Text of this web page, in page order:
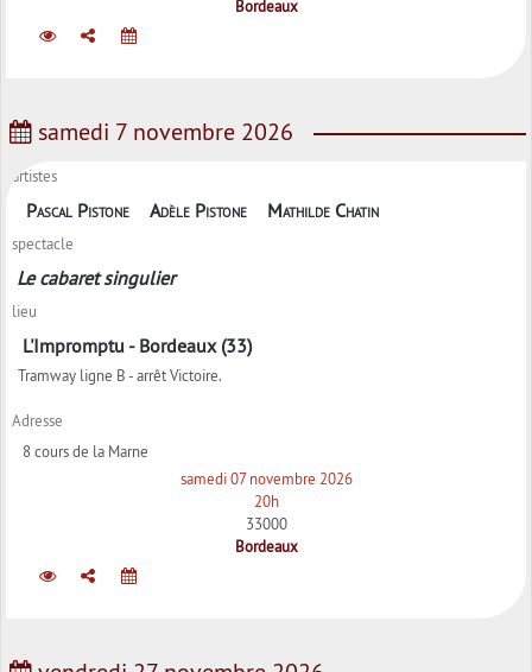
Bordeaux
samedi 7 novembre 2026
artistes
Pascal Pistone Adèle Pistone Mathilde Chatin
spectacle
Le cabaret singulier
lieu
L'Impromptu - Bordeaux (33)
Tramway ligne B - arrêt Victoire.
Adresse
8 cours de la Marne
samedi 07 novembre 2026
20h
33000
Bordeaux